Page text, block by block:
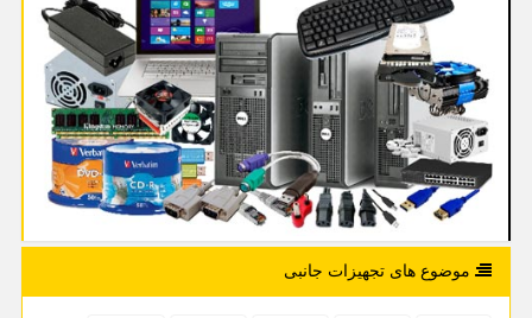
موضوع های تجهیزات جانبی